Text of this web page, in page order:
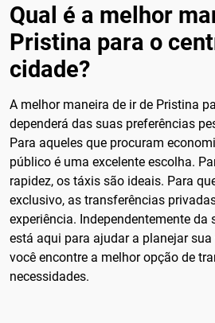
Qual é a melhor
Pristina para o
cidade?
A melhor maneira de ir de Pristina
dependerá das suas preferências
Para aqueles que procuram
público é uma excelente escolha.
rapidez, os táxis são ideais. Para
exclusivo, as transferências
experiência. Independentemente da
está aqui para ajudar a planejar
você encontre a melhor opção de
necessidades.